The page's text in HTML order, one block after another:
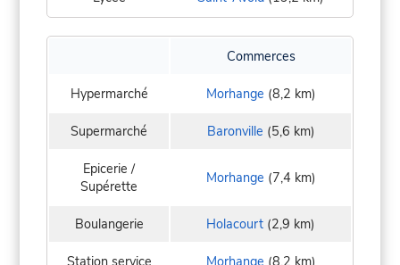
Commerces
Hypermarché Morhange (8,2 km)
Supermarché Baronville (5,6 km)
Epicerie /
Supérette
Morhange (7,4 km)
Boulangerie Holacourt (2,9 km)